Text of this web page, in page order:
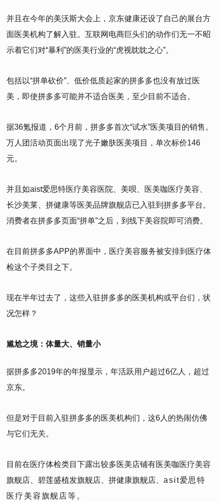
并且在今年的美沃斯大会上，京东健康还设了自己的展台方
面医美机构了解入驻。互联网电商巨头们的动作们无一不昭
示着它们对“暴利”的医美行业的“虎视眈眈之心”。
包括以“拼单砍价”、低价低质起家的拼多多也没有放过医
美，即使拼多多可能并不适合医美，至少目前不适合。
据36氪报道，6个月前，拼多多首次“试水”医美项目的销售。
万人团活动页面出现了光子嫩肤医美项目，单次标价146
元。
并且如aist爱思特医疗美容医院、美呗、医美咖医疗美容、
长沙美莱、拼健康等医美品牌旗舰店已入驻到拼多多平台。
消费者在拼多多页面“拼单”之后，到线下美容院即可消费。
在目前拼多多APP的界面中，医疗美容服务被安排到医疗体
检这个子类目之下。
现在半年过去了，这些入驻拼多多的医美机构或平台们，状
况怎样？
尴尬之境：体量大、销量小
据拼多多2019年的年报显示，年活跃用户超过6亿人，超过
京东。
但是对于目前入驻拼多多的医美机构们，这6人的热闹仿佛
与它们无关。
目前在医疗体检类目下露出较多医美店铺有医美咖医疗美容
旗舰店、碧莲盛植发旗舰店、拼健康旗舰店、asit爱思特
医疗美容旗舰店等。